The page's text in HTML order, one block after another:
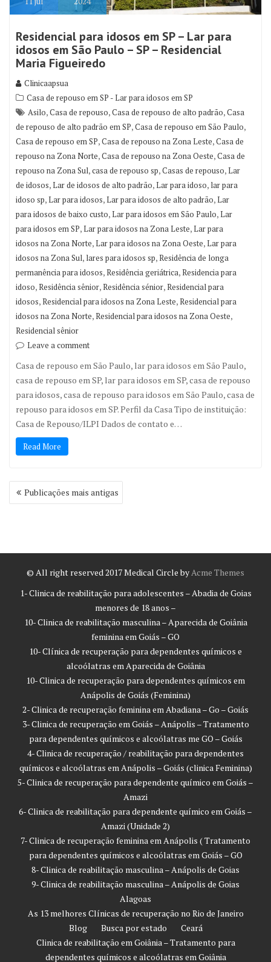
Residencial para idosos em SP – Lar para
idosos em São Paulo – SP – Residencial
Maria Figueiredo
Clinicaapsua
Casa de repouso em SP - Lar para idosos em SP
Asilo,Casa de repouso,Casa de repouso de alto padrão,Casa
de repouso de alto padrão em SP,Casa de repouso em São Paulo,
Casa de repouso em SP,Casa de repouso na Zona Leste,Casa de
repouso na Zona Norte,Casa de repouso na Zona Oeste,Casa de
repouso na Zona Sul,casa de repouso sp,Casas de repouso,Lar
de idosos,Lar de idosos de alto padrão,Lar para idoso, lar para
idoso sp,Lar para idosos,Lar para idosos de alto padrão,Lar
para idosos de baixo custo,Lar para idosos em São Paulo,Lar
para idosos em SP,Lar para idosos na Zona Leste,Lar para
idosos na Zona Norte,Lar para idosos na Zona Oeste,Lar para
idosos na Zona Sul, lares para idosos sp,Residência de longa
permanência para idosos,Residência geriátrica,Residencia para
idoso,Residência sênior,Residência sénior,Residencial para
idosos,Residencial para idosos na Zona Leste,Residencial para
idosos na Zona Norte,Residencial para idosos na Zona Oeste,
Residencial sênior
Leave a comment
Casa de repouso em São Paulo, lar para idosos em São Paulo,
casa de repouso em SP, lar para idosos em SP, casa de repouso
para idosos, casa de repouso para idosos em São Paulo, casa de
repouso para idosos em SP. Perfil da Casa Tipo de instituição:
Casa de Repouso/ILPI Dados de contato e…
Read More
Navegação
por
Publicações mais antigas
© All right reserved 2017Medical Circle byAcme Themes
1- Clinica de reabilitação para adolescentes – Abadia de Goias
menores de 18 anos –
10- Clinica de reabilitação masculina – Aparecida de Goiânia
feminina em Goiás – GO
10- Clínica de recuperação para dependentes químicos e
alcoólatras em Aparecida de Goiânia
10- Clinica de recuperação para dependentes químicos em
Anápolis de Goiás (Feminina)
2- Clinica de recuperação feminina em Abadiana – Go – Goiás
3- Clinica de recuperação em Goiás – Anápolis – Tratamento
para dependentes químicos e alcoólatras me GO – Goiás
4- Clinica de recuperação / reabilitação para dependentes
químicos e alcoólatras em Anápolis – Goiás (clinica Feminina)
5- Clinica de recuperação para dependente químico em Goiás –
Amazi
6- Clinica de reabilitação para dependente químico em Goiás –
Amazi (Unidade 2)
7- Clinica de recuperação feminina em Anápolis ( Tratamento
para dependentes químicos e alcoólatras em Goiás – GO
8- Clinica de reabilitação masculina – Anápolis de Goias
9- Clinica de reabilitação masculina – Anápolis de Goias
Alagoas
As 13 melhores Clínicas de recuperação no Rio de Janeiro
Blog
Busca por estado
Ceará
Clinica de reabilitação em Goiânia – Tratamento para
dependentes químicos e alcoólatras em Goiânia